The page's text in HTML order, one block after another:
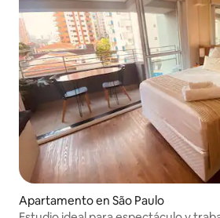
Apartamento en São Paulo